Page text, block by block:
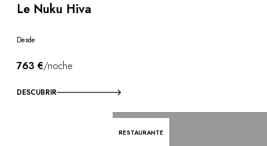
Le Nuku Hiva
Desde
763 €/noche
DESCUBRIR
RESTAURANTE